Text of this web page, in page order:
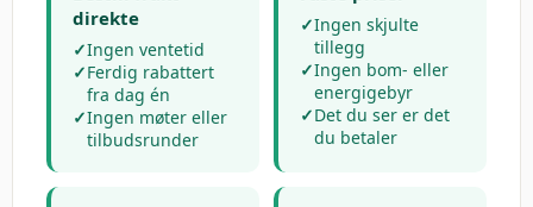
direkte
✓Ingen ventetid
✓Ferdig rabattert
fra dag én
✓Ingen møter eller
tilbudsrunder
✓Ingen skjulte
tillegg
✓Ingen bom- eller
energigebyr
✓Det du ser er det
du betaler